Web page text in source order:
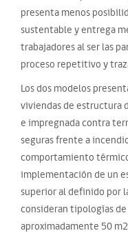
presenta menos
sustentable y entrega
trabajadores al ser las
proceso repetitivo y
Los dos modelos
viviendas de estructura
e impregnada contra
seguras frente a
comportamiento
implementación de un
superior al definido por
consideran tipologías
aproximadamente 50